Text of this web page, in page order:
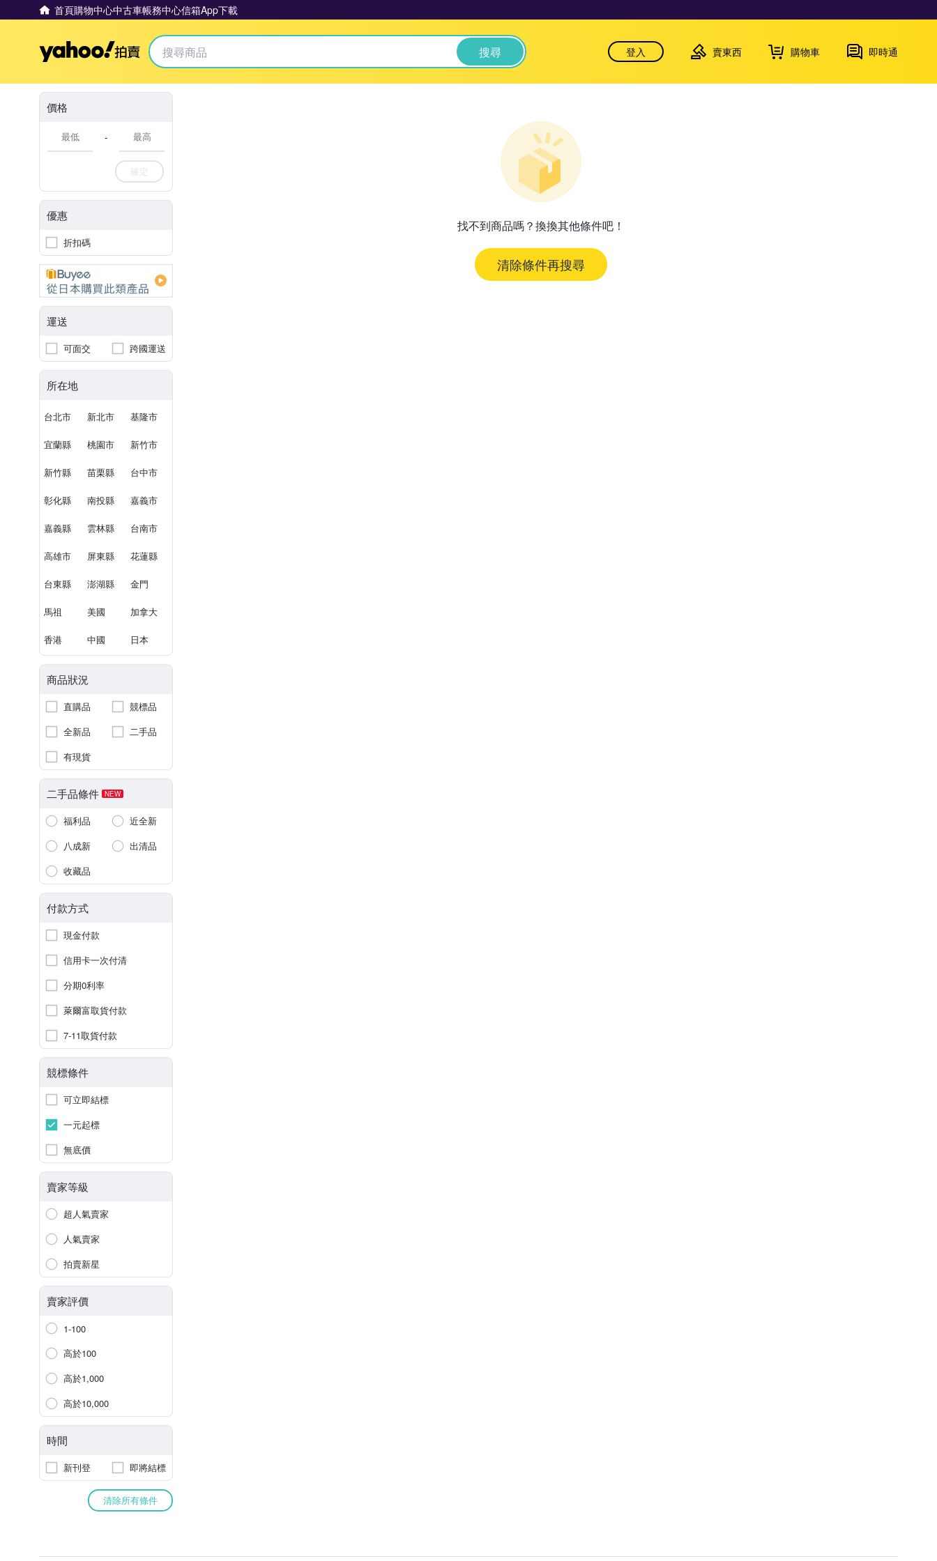
首頁購物中心中古車帳務中心信箱App下載
Yahoo拍賣 搜尋 登入 賣東西 購物車 即時通
價格
-
確定
優惠
折扣碼
運送
可面交 跨國運送
所在地
台北市 新北市 基隆市
宜蘭縣 桃園市 新竹市
新竹縣 苗栗縣 台中市
彰化縣 南投縣 嘉義市
嘉義縣 雲林縣 台南市
高雄市 屏東縣 花蓮縣
台東縣 澎湖縣 金門
馬祖 美國 加拿大
香港 中國 日本
商品狀況
直購品
競標品
全新品
二手品
有現貨
二手品條件 NEW
福利品
近全新
八成新
出清品
收藏品
付款方式
現金付款
信用卡一次付清
分期0利率
萊爾富取貨付款
7-11取貨付款
競標條件
可立即結標
一元起標
無底價
賣家等級
超人氣賣家
人氣賣家
拍賣新星
賣家評價
1-100
高於100
高於1,000
高於10,000
時間
新刊登 即將結標
清除所有條件
找不到商品嗎？換換其他條件吧！
清除條件再搜尋